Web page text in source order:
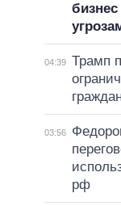
04:39 Трамп
03:56
рф